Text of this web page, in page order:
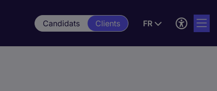
Candidats Clients FR